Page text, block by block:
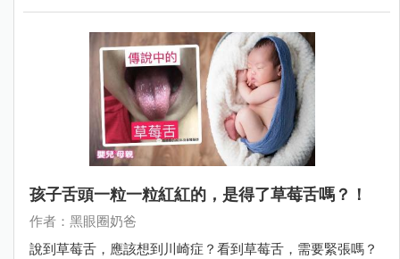
孩子舌頭一粒一粒紅紅的，是得了草莓舌嗎？！
作者：黑眼圈奶爸
說到草莓舌，應該想到川崎症？看到草莓舌，需要緊張嗎？